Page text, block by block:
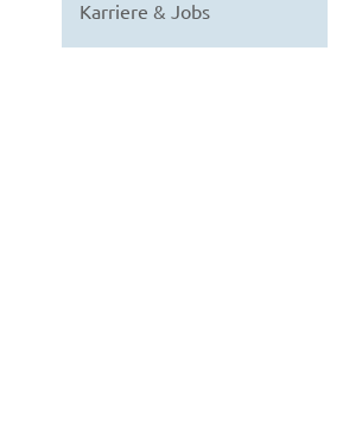
Karriere & Jobs